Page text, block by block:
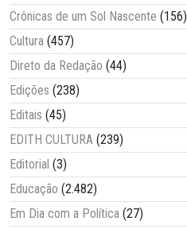
Crônicas de um Sol Nascente (156)
Cultura (457)
Direto da Redação (44)
Edições (238)
Editais (45)
EDITH CULTURA (239)
Editorial (3)
Educação (2.482)
Em Dia com a Política (27)